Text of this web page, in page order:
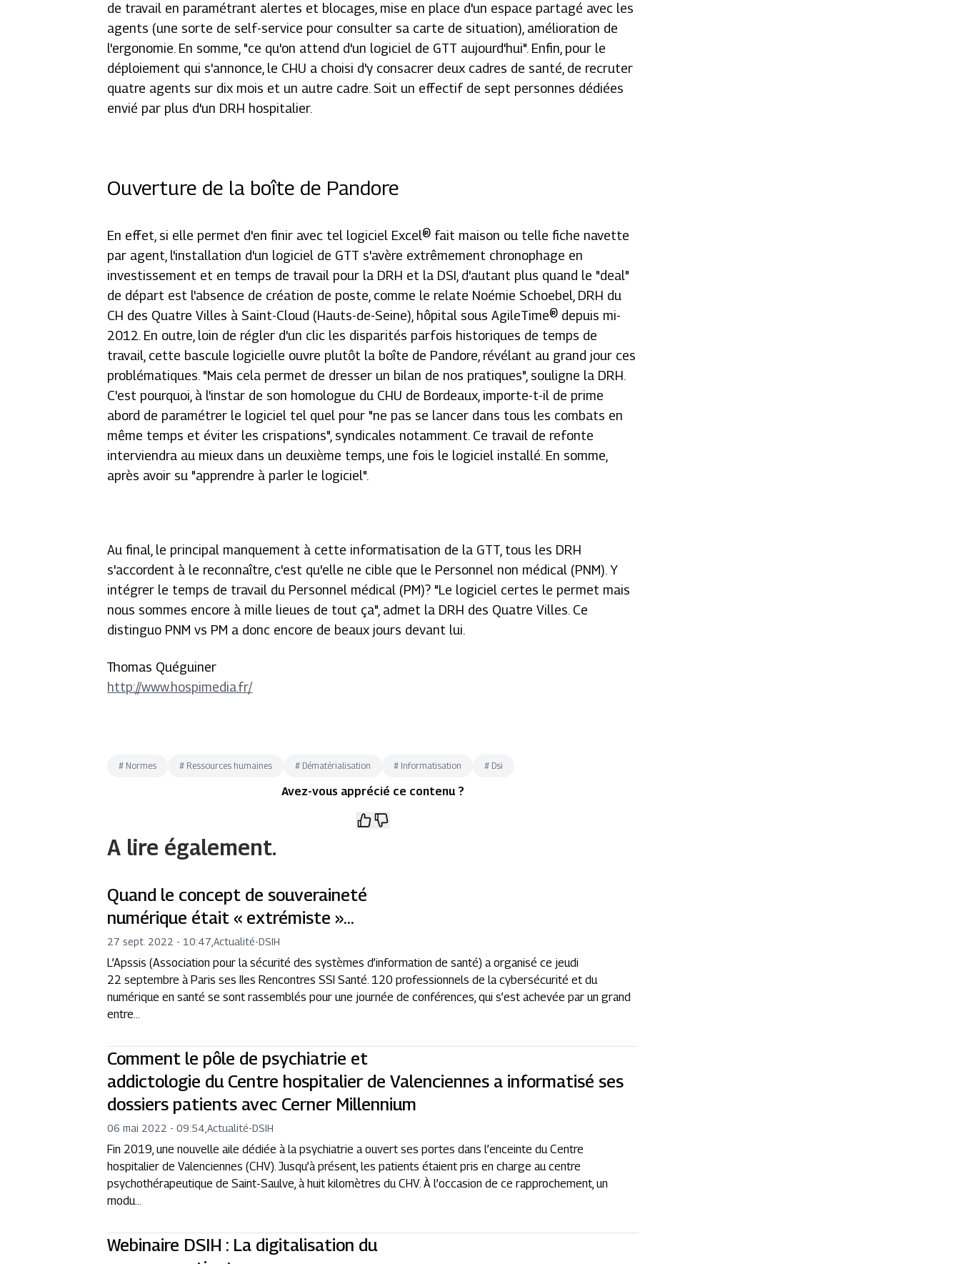
de travail en paramétrant alertes et blocages, mise en place d'un espace partagé avec les
agents (une sorte de self-service pour consulter sa carte de situation), amélioration de
l'ergonomie. En somme, "ce qu'on attend d'un logiciel de GTT aujourd'hui". Enfin, pour le
déploiement qui s'annonce, le CHU a choisi d'y consacrer deux cadres de santé, de recruter
quatre agents sur dix mois et un autre cadre. Soit un effectif de sept personnes dédiées
envié par plus d'un DRH hospitalier.
Ouverture de la boîte de Pandore
En effet, si elle permet d'en finir avec tel logiciel Excel® fait maison ou telle fiche navette
par agent, l'installation d'un logiciel de GTT s'avère extrêmement chronophage en
investissement et en temps de travail pour la DRH et la DSI, d'autant plus quand le "deal"
de départ est l'absence de création de poste, comme le relate Noémie Schoebel, DRH du
CH des Quatre Villes à Saint-Cloud (Hauts-de-Seine), hôpital sous AgileTime® depuis mi-
2012. En outre, loin de régler d'un clic les disparités parfois historiques de temps de
travail, cette bascule logicielle ouvre plutôt la boîte de Pandore, révélant au grand jour ces
problématiques. "Mais cela permet de dresser un bilan de nos pratiques", souligne la DRH.
C'est pourquoi, à l'instar de son homologue du CHU de Bordeaux, importe-t-il de prime
abord de paramétrer le logiciel tel quel pour "ne pas se lancer dans tous les combats en
même temps et éviter les crispations", syndicales notamment. Ce travail de refonte
interviendra au mieux dans un deuxième temps, une fois le logiciel installé. En somme,
après avoir su "apprendre à parler le logiciel".
Au final, le principal manquement à cette informatisation de la GTT, tous les DRH
s'accordent à le reconnaître, c'est qu'elle ne cible que le Personnel non médical (PNM). Y
intégrer le temps de travail du Personnel médical (PM)? "Le logiciel certes le permet mais
nous sommes encore à mille lieues de tout ça", admet la DRH des Quatre Villes. Ce
distinguo PNM vs PM a donc encore de beaux jours devant lui.
Thomas Quéguiner
http://www.hospimedia.fr/
# Normes # Ressources humaines # Dématérialisation # Informatisation # Dsi
Avez-vous apprécié ce contenu ?
A lire également.
Quand le concept de souveraineté
numérique était « extrémiste »…
27 sept. 2022 - 10:47 ,Actualité-DSIH
L’Apssis (Association pour la sécurité des systèmes d’information de santé) a organisé ce jeudi
22 septembre à Paris ses IIes Rencontres SSI Santé. 120 professionnels de la cybersécurité et du
numérique en santé se sont rassemblés pour une journée de conférences, qui s’est achevée par un grand
entre...
Comment le pôle de psychiatrie et
addictologie du Centre hospitalier de Valenciennes a informatisé ses
dossiers patients avec Cerner Millennium
06 mai 2022 - 09:54 ,Actualité-DSIH
Fin 2019, une nouvelle aile dédiée à la psychiatrie a ouvert ses portes dans l’enceinte du Centre
hospitalier de Valenciennes (CHV). Jusqu’à présent, les patients étaient pris en charge au centre
psychothérapeutique de Saint-Saulve, à huit kilomètres du CHV. À l’occasion de ce rapprochement, un
modu...
Webinaire DSIH : La digitalisation du